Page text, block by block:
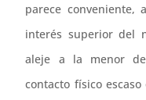
parece conveniente,
interés superior del
aleje a la menor
contacto físico